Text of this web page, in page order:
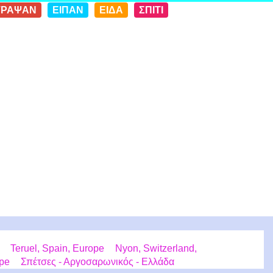
ΕΙΠΑΝ ΕΙΔΑ ΣΠΙΤΙ
Teruel, Spain, Europe
Nyon, Switzerland,
Σπέτσες - Αργοσαρωνικός - Ελλάδα